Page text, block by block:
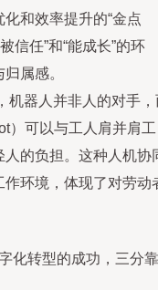
和效率提升的“金点
信任”和“能成长”的环
属感。
机器人并非人的对手，
）可以与工人肩并肩工
的负担。这种人机协
环境，体现了对劳动
化转型的成功，三分靠